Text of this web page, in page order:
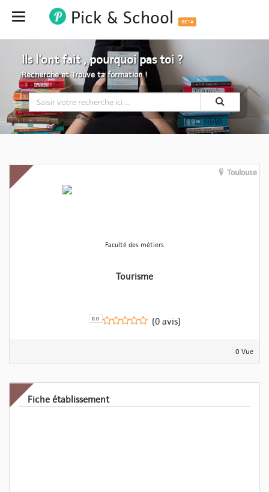
Hide Pick & School BETA
Ils l'ont fait , pourquoi pas toi ?
Recherche et Trouve ta formation !
Toulouse
Faculté des métiers
Tourisme
0.0 (0 avis)
0 Vue
Fiche établissement